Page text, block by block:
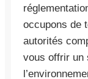
occupons de
autorités
vous offrir un